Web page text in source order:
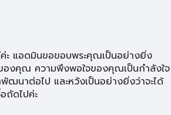
ะ แอดมินขอขอบพระคุณเป็นอย่างยิ่ง
องคุณ ความพึงพอใจของคุณเป็นกำลังใจ
ฒนาต่อไป และหวังเป็นอย่างยิ่งว่าจะได้
ถัดไปค่ะ